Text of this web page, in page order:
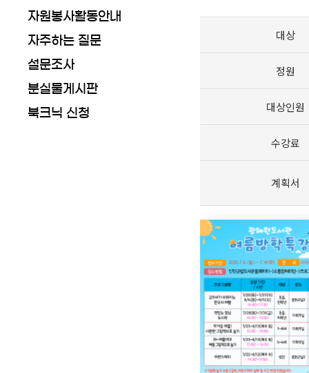
자원봉사활동안내
자주하는 질문
설문조사
분실물게시판
북크닉 신청
대상
정원
대상인원
수강료
계획서